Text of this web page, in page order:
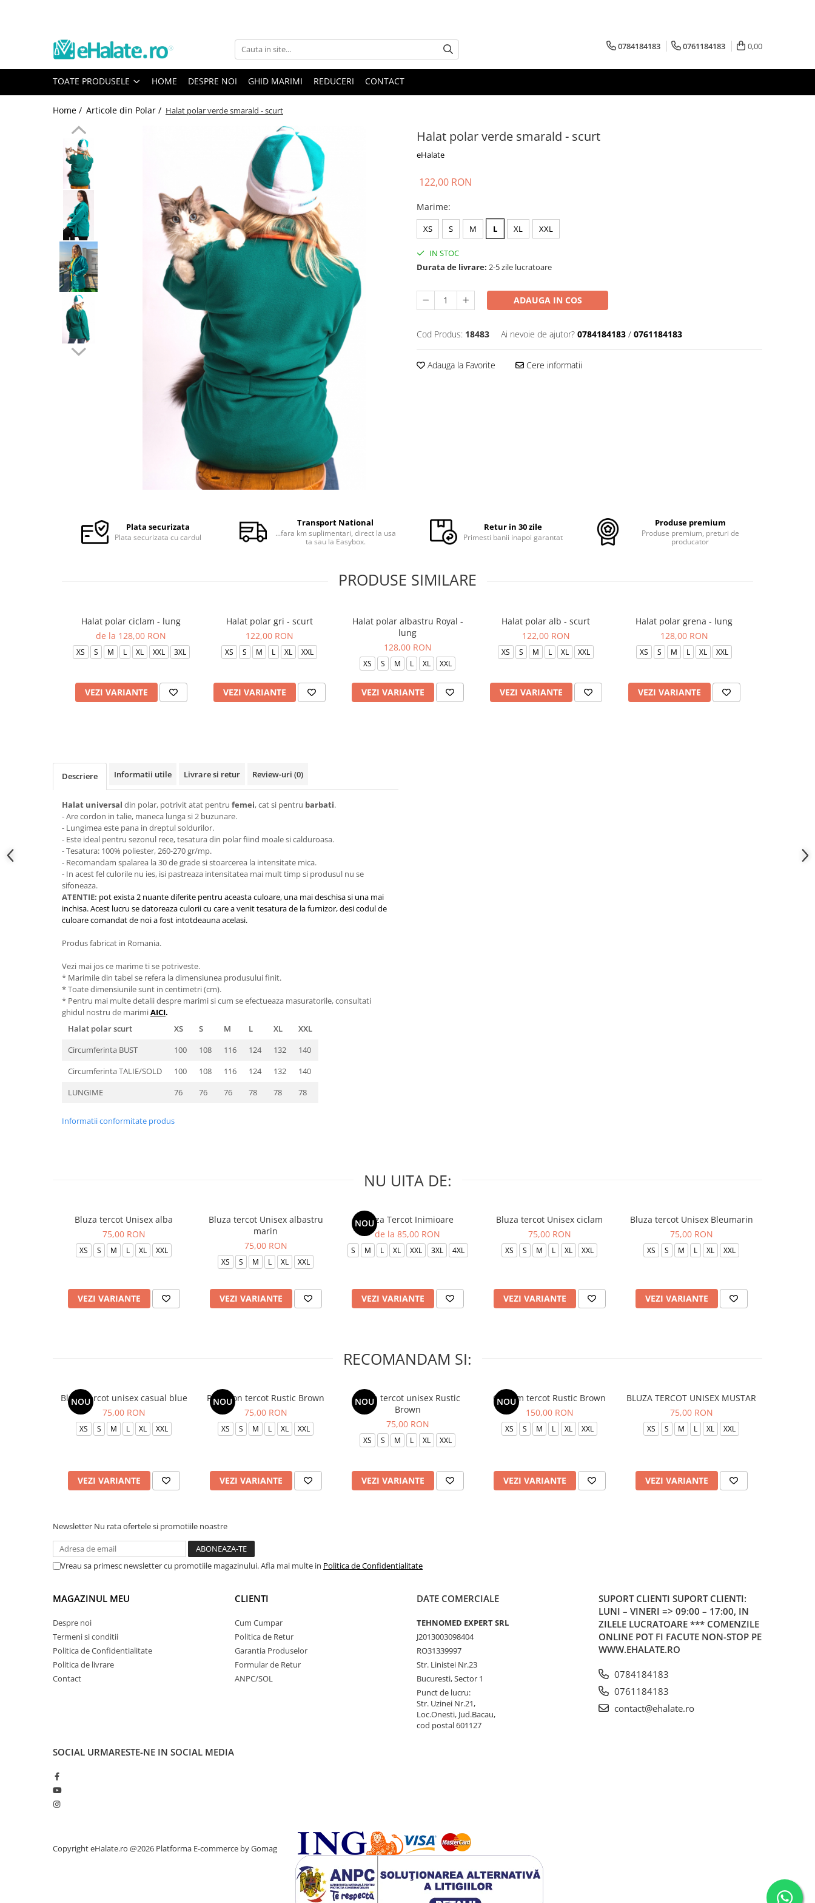
Toate Produsele
Bluze Unisex
Bluze unisex cu imprimeuri
Bluze medicale uni
Halate medicale
Halate Bianca
Halate medicale femei
Halate medicale barbati
Halate medicale P2 cu fluturas
Halate medicale cu nasturi
Halate medicale cu fermoar
Halate medicale polar - unisex
0784184183 0761184183 0,00
TOATE PRODUSELE HOME DESPRE NOI GHID MARIMI REDUCERI CONTACT
Home / Articole din Polar / Halat polar verde smarald - scurt
Halat polar verde smarald - scurt
eHalate
Facebook
122,00 RON
Marime:
XS S M L XL XXL
IN STOC
Durata de livrare: 2-5 zile lucratoare
ADAUGA IN COS
Cod Produs: 18483 Ai nevoie de ajutor? 0784184183 / 0761184183
Adauga la Favorite Cere informatii
Plata securizata
Plata securizata cu cardul
Transport National
...fara km suplimentari, direct la usa
ta sau la Easybox.
Retur in 30 zile
Primesti banii inapoi garantat
Produse premium
Produse premium, preturi de
producator
PRODUSE SIMILARE
Halat polar ciclam - lung
de la 128,00 RON
XS S M L XL XXL 3XL
VEZI VARIANTE
Halat polar gri - scurt
122,00 RON
XS S M L XL XXL
VEZI VARIANTE
Halat polar albastru Royal -
lung
128,00 RON
XS S M L XL XXL
VEZI VARIANTE
Halat polar alb - scurt
122,00 RON
XS S M L XL XXL
VEZI VARIANTE
Halat polar grena - lung
128,00 RON
XS S M L XL XXL
VEZI VARIANTE
Descriere Informatii utile Livrare si retur Review-uri (0)
Halat universal din polar, potrivit atat pentru femei, cat si pentru barbati.
- Are cordon in talie, maneca lunga si 2 buzunare.
- Lungimea este pana in dreptul soldurilor.
- Este ideal pentru sezonul rece, tesatura din polar fiind moale si calduroasa.
- Tesatura: 100% poliester, 260-270 gr/mp.
- Recomandam spalarea la 30 de grade si stoarcerea la intensitate mica.
- In acest fel culorile nu ies, isi pastreaza intensitatea mai mult timp si produsul nu se
sifoneaza.
ATENTIE: pot exista 2 nuante diferite pentru aceasta culoare, una mai deschisa si una mai
inchisa. Acest lucru se datoreaza culorii cu care a venit tesatura de la furnizor, desi codul de
culoare comandat de noi a fost intotdeauna acelasi.
Produs fabricat in Romania.
Vezi mai jos ce marime ti se potriveste.
* Marimile din tabel se refera la dimensiunea produsului finit.
* Toate dimensiunile sunt in centimetri (cm).
* Pentru mai multe detalii despre marimi si cum se efectueaza masuratorile, consultati
ghidul nostru de marimiAICI.
Halat polar scurt
XS S M L XL
XXL
Circumferinta BUST
100 108 116 124 132
140
Circumferinta TALIE/SOLD
100 108 116 124 132
140
LUNGIME
76 76 76 78 78 78
Informatii conformitate produs
NU UITA DE:
Bluza tercot Unisex alba
75,00 RON
XS S M L XL XXL
VEZI VARIANTE
Bluza tercot Unisex albastru
marin
75,00 RON
XS S M L XL XXL
VEZI VARIANTE
NOU
Bluza Tercot Inimioare
de la 85,00 RON
S M L XL XXL 3XL 4XL
VEZI VARIANTE
Bluza tercot Unisex ciclam
75,00 RON
XS S M L XL XXL
VEZI VARIANTE
Bluza tercot Unisex Bleumarin
75,00 RON
XS S M L XL XXL
VEZI VARIANTE
RECOMANDAM SI:
NOU
Bluza tercot unisex casual blue
75,00 RON
XS S M L XL XXL
VEZI VARIANTE
NOU
Pantalon tercot Rustic Brown
75,00 RON
XS S M L XL XXL
VEZI VARIANTE
NOU
Bluza tercot unisex Rustic
Brown
75,00 RON
XS S M L XL XXL
VEZI VARIANTE
NOU
Costum tercot Rustic Brown
150,00 RON
XS S M L XL XXL
VEZI VARIANTE
BLUZA TERCOT UNISEX MUSTAR
75,00 RON
XS S M L XL XXL
VEZI VARIANTE
Newsletter Nu rata ofertele si promotiile noastre
Vreau sa primesc newsletter cu promotiile magazinului. Afla mai multe in Politica de Confidentialitate
MAGAZINUL MEU
Despre noi
Termeni si conditii
Politica de Confidentialitate
Politica de livrare
Contact
CLIENTI
Cum Cumpar
Politica de Retur
Garantia Produselor
Formular de Retur
ANPC/SOL
DATE COMERCIALE
TEHNOMED EXPERT SRL
J2013003098404
RO31339997
Str. Linistei Nr.23
Bucuresti, Sector 1
Punct de lucru:
Str. Uzinei Nr.21,
Loc.Onesti, Jud.Bacau,
cod postal 601127
SUPORT CLIENTI SUPORT CLIENTI:
LUNI – VINERI => 09:00 – 17:00, IN
ZILELE LUCRATOARE *** COMENZILE
ONLINE POT FI FACUTE NON-STOP PE
WWW.EHALATE.RO
0784184183
0761184183
contact@ehalate.ro
SOCIAL URMARESTE-NE IN SOCIAL MEDIA
Copyright eHalate.ro @2026 Platforma E-commerce by Gomag